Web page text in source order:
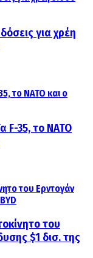
για χρέη
F-35, το ΝΑΤΟ
του
$1 δισ. της